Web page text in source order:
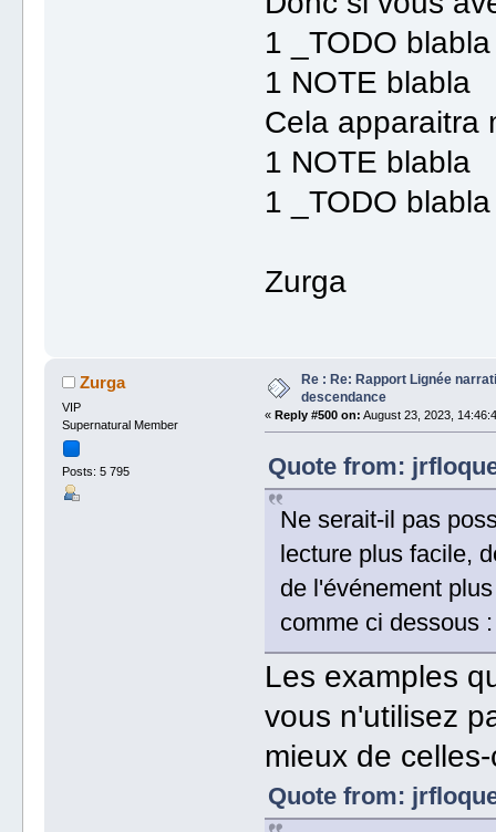
1 _TODO blabla
1 NOTE blabla
Cela apparaitra
1 NOTE blabla
1 _TODO blabla
Zurga
Zurga
VIP
Supernatural Member
Posts: 5 795
Re : Re: Rapport Lignée
descendance
«Reply #500 on: August 23, 2023,
Quote from:
Ne serait-il pas
lecture plus facile,
de l'événement
comme ci dessous :
Les examples
vous n'utilisez
mieux de
Quote from: